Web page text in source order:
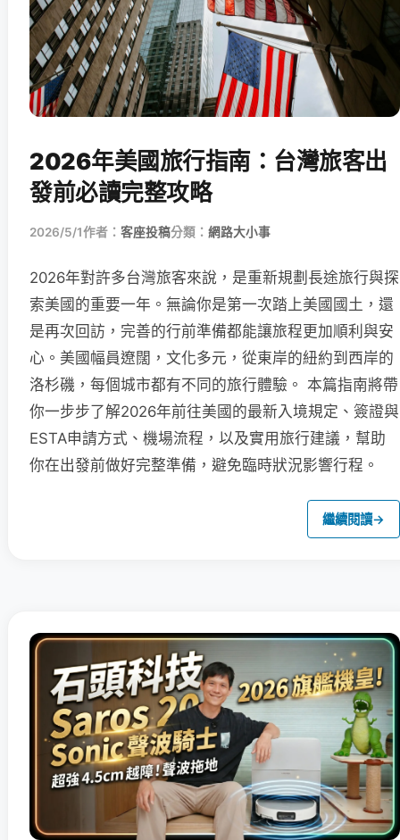
2026年美國旅行指南：台灣旅客出
發前必讀完整攻略
2026/5/1作者： 客座投稿分類： 網路大小事
2026年對許多台灣旅客來說，是重新規劃長途旅行與探
索美國的重要一年。無論你是第一次踏上美國國土，還
是再次回訪，完善的行前準備都能讓旅程更加順利與安
心。美國幅員遼闊，文化多元，從東岸的紐約到西岸的
洛杉磯，每個城市都有不同的旅行體驗。 本篇指南將帶
你一步步了解2026年前往美國的最新入境規定、簽證與
ESTA申請方式、機場流程，以及實用旅行建議，幫助
你在出發前做好完整準備，避免臨時狀況影響行程。
繼續閱讀→